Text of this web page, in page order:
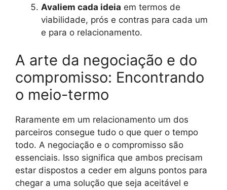
Avaliem cada ideia em termos de
viabilidade, prós e contras para cada um
e para o relacionamento.
A arte da negociação e do
compromisso: Encontrando
o meio-termo
Raramente em um relacionamento um dos
parceiros consegue tudo o que quer o tempo
todo. A negociação e o compromisso são
essenciais. Isso significa que ambos precisam
estar dispostos a ceder em alguns pontos para
chegar a uma solução que seja aceitável e